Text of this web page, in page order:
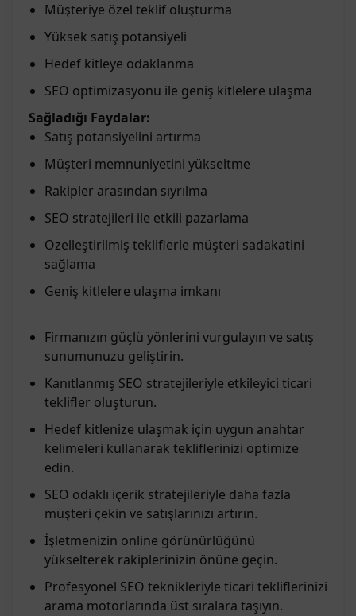
Müşteriye özel teklif oluşturma
Yüksek satış potansiyeli
Hedef kitleye odaklanma
SEO optimizasyonu ile geniş kitlelere ulaşma
Sağladığı Faydalar:
Satış potansiyelini artırma
Müşteri memnuniyetini yükseltme
Rakipler arasından sıyrılma
SEO stratejileri ile etkili pazarlama
Özelleştirilmiş tekliflerle müşteri sadakatini
sağlama
Geniş kitlelere ulaşma imkanı
Firmanızın güçlü yönlerini vurgulayın ve satış
sunumunuzu geliştirin.
Kanıtlanmış SEO stratejileriyle etkileyici ticari
teklifler oluşturun.
Hedef kitlenize ulaşmak için uygun anahtar
kelimeleri kullanarak tekliflerinizi optimize
edin.
SEO odaklı içerik stratejileriyle daha fazla
müşteri çekin ve satışlarınızı artırın.
İşletmenizin online görünürlüğünü
yükselterek rakiplerinizin önüne geçin.
Profesyonel SEO teknikleriyle ticari tekliflerinizi
arama motorlarında üst sıralara taşıyın.